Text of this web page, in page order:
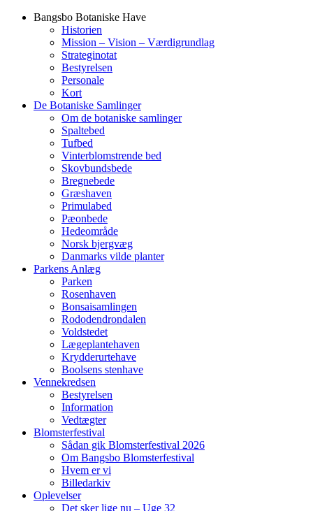
Bangsbo Botaniske Have
Historien
Mission – Vision – Værdigrundlag
Strateginotat
Bestyrelsen
Personale
Kort
De Botaniske Samlinger
Om de botaniske samlinger
Spaltebed
Tufbed
Vinterblomstrende bed
Skovbundsbede
Bregnebede
Græshaven
Primulabed
Pæonbede
Hedeområde
Norsk bjergvæg
Danmarks vilde planter
Parkens Anlæg
Parken
Rosenhaven
Bonsaisamlingen
Rododendrondalen
Voldstedet
Lægeplantehaven
Krydderurtehave
Boolsens stenhave
Vennekredsen
Bestyrelsen
Information
Vedtægter
Blomsterfestival
Sådan gik Blomsterfestival 2026
Om Bangsbo Blomsterfestival
Hvem er vi
Billedarkiv
Oplevelser
Det sker lige nu – Uge 32